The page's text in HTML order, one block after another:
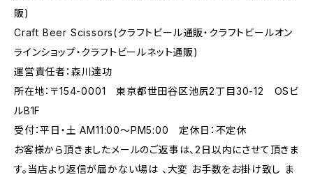
販)
Craft Beer Scissors(クラフトビール通販・クラフトビールオン
ラインショップ・クラフトビールネット通販)
運営責任者：森川達功
所在地：〒154-0001 東京都世田谷区池尻2丁目30-12 OSビ
ルB1F
受付：平日・土 AM11:00～PM5:00 定休日：不定休
お客様から頂きましたメールのご返事は、2日以内にさせて頂きま
す。当店より返信が届かない場は 、大変 お手数をお掛け致し ま